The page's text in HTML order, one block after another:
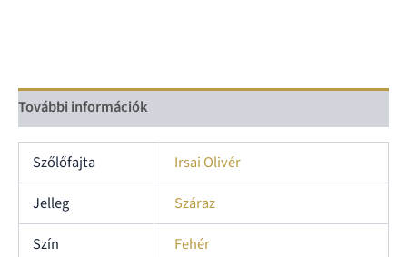
További információk
Szőlőfajta
Irsai Olivér
Jelleg
Száraz
Szín
Fehér